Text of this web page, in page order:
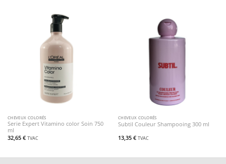
CHEVEUX COLORÉS
Serie Expert Vitamino color Soin 750
ml
32,65 € TVAC
CHEVEUX COLORÉS
Subtil Couleur Shampooing 300 ml
13,35 € TVAC